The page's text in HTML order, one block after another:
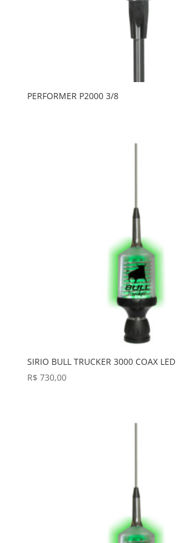
PERFORMER P2000 3/8
SIRIO BULL TRUCKER 3000 COAX LED
R$ 730,00